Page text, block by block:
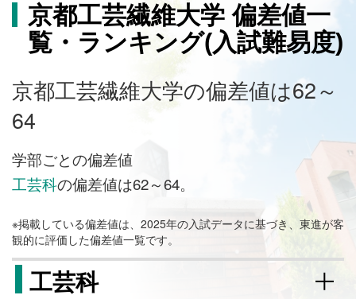
京都工芸繊維大学 偏差値一
覧・ランキング(入試難易度)
京都工芸繊維大学の偏差値は62～
64
学部ごとの偏差値
工芸科の偏差値は62～64。
※掲載している偏差値は、2025年の入試データに基づき、東進が客
観的に評価した偏差値一覧です。
工芸科